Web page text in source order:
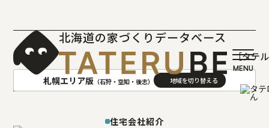
北海道の家づくりデータベース
［タテ
札幌エリア版 （石狩・空知・後志）
住宅会社紹介